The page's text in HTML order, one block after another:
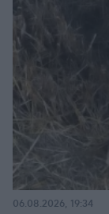
06.08.2026, 19:34